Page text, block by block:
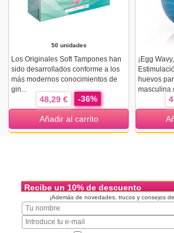
50 unidades
Los Originales Soft Tampones han
sido desarrollados conforme a los
más modernos conocimientos de
gin...
48,29 € -36%
Añadir al carrito
¡Egg
huevos
masculina
Recibe un 10% de descuento
¡Además de novedades, trucos y consejos